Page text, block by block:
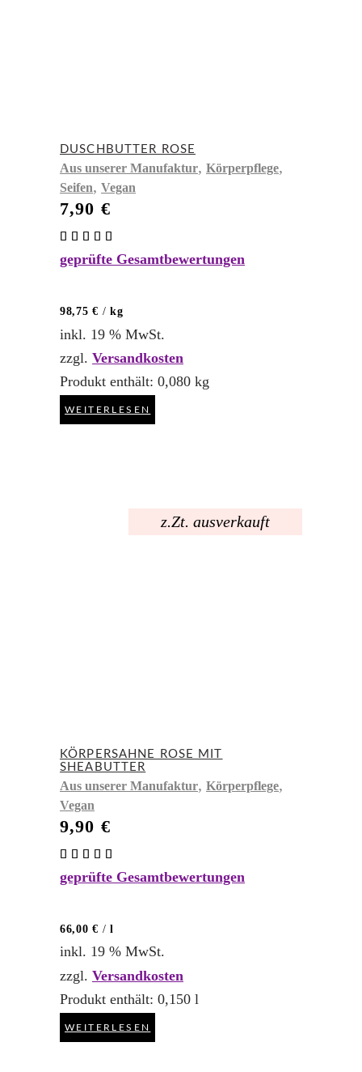
DUSCHBUTTER ROSE
Aus unserer Manufaktur, Körperpflege,
Seifen, Vegan
7,90 €
5.00
geprüfte Gesamtbewertungen
98,75€ /kg
inkl. 19 % MwSt.
zzgl. Versandkosten
Produkt enthält: 0,080 kg
WEITERLESEN
z.Zt. ausverkauft
KÖRPERSAHNE ROSE MIT
SHEABUTTER
Aus unserer Manufaktur, Körperpflege,
Vegan
9,90 €
5.00
geprüfte Gesamtbewertungen
66,00€ /l
inkl. 19 % MwSt.
zzgl. Versandkosten
Produkt enthält: 0,150 l
WEITERLESEN